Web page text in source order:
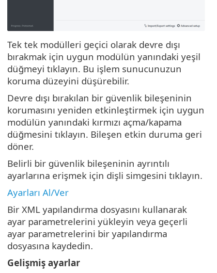
Tek tek modülleri geçici olarak devre dışı
bırakmak için uygun modülün yanındaki yeşil
düğmeyi tıklayın. Bu işlem sunucunuzun
koruma düzeyini düşürebilir.
Devre dışı bırakılan bir güvenlik bileşeninin
korumasını yeniden etkinleştirmek için uygun
modülün yanındaki kırmızı açma/kapama
düğmesini tıklayın. Bileşen etkin duruma geri
döner.
Belirli bir güvenlik bileşeninin ayrıntılı
ayarlarına erişmek için dişli simgesini tıklayın.
Ayarları Al/Ver
Bir XML yapılandırma dosyasını kullanarak
ayar parametrelerini yükleyin veya geçerli
ayar parametrelerini bir yapılandırma
dosyasına kaydedin.
Gelişmiş ayarlar